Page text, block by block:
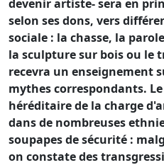
devenir artiste- sera en
selon ses dons, vers
sociale : la chasse, la
la sculpture sur bois ou le
recevra un enseignement
mythes correspondants.
héréditaire de la charge
dans de nombreuses
soupapes de sécurité :
on constate des